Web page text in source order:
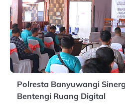
Polresta Banyuwangi
Bentengi Ruang Digital